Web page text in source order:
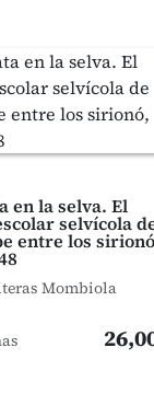
en la selva. El
selvícola
entre los
Mombiola